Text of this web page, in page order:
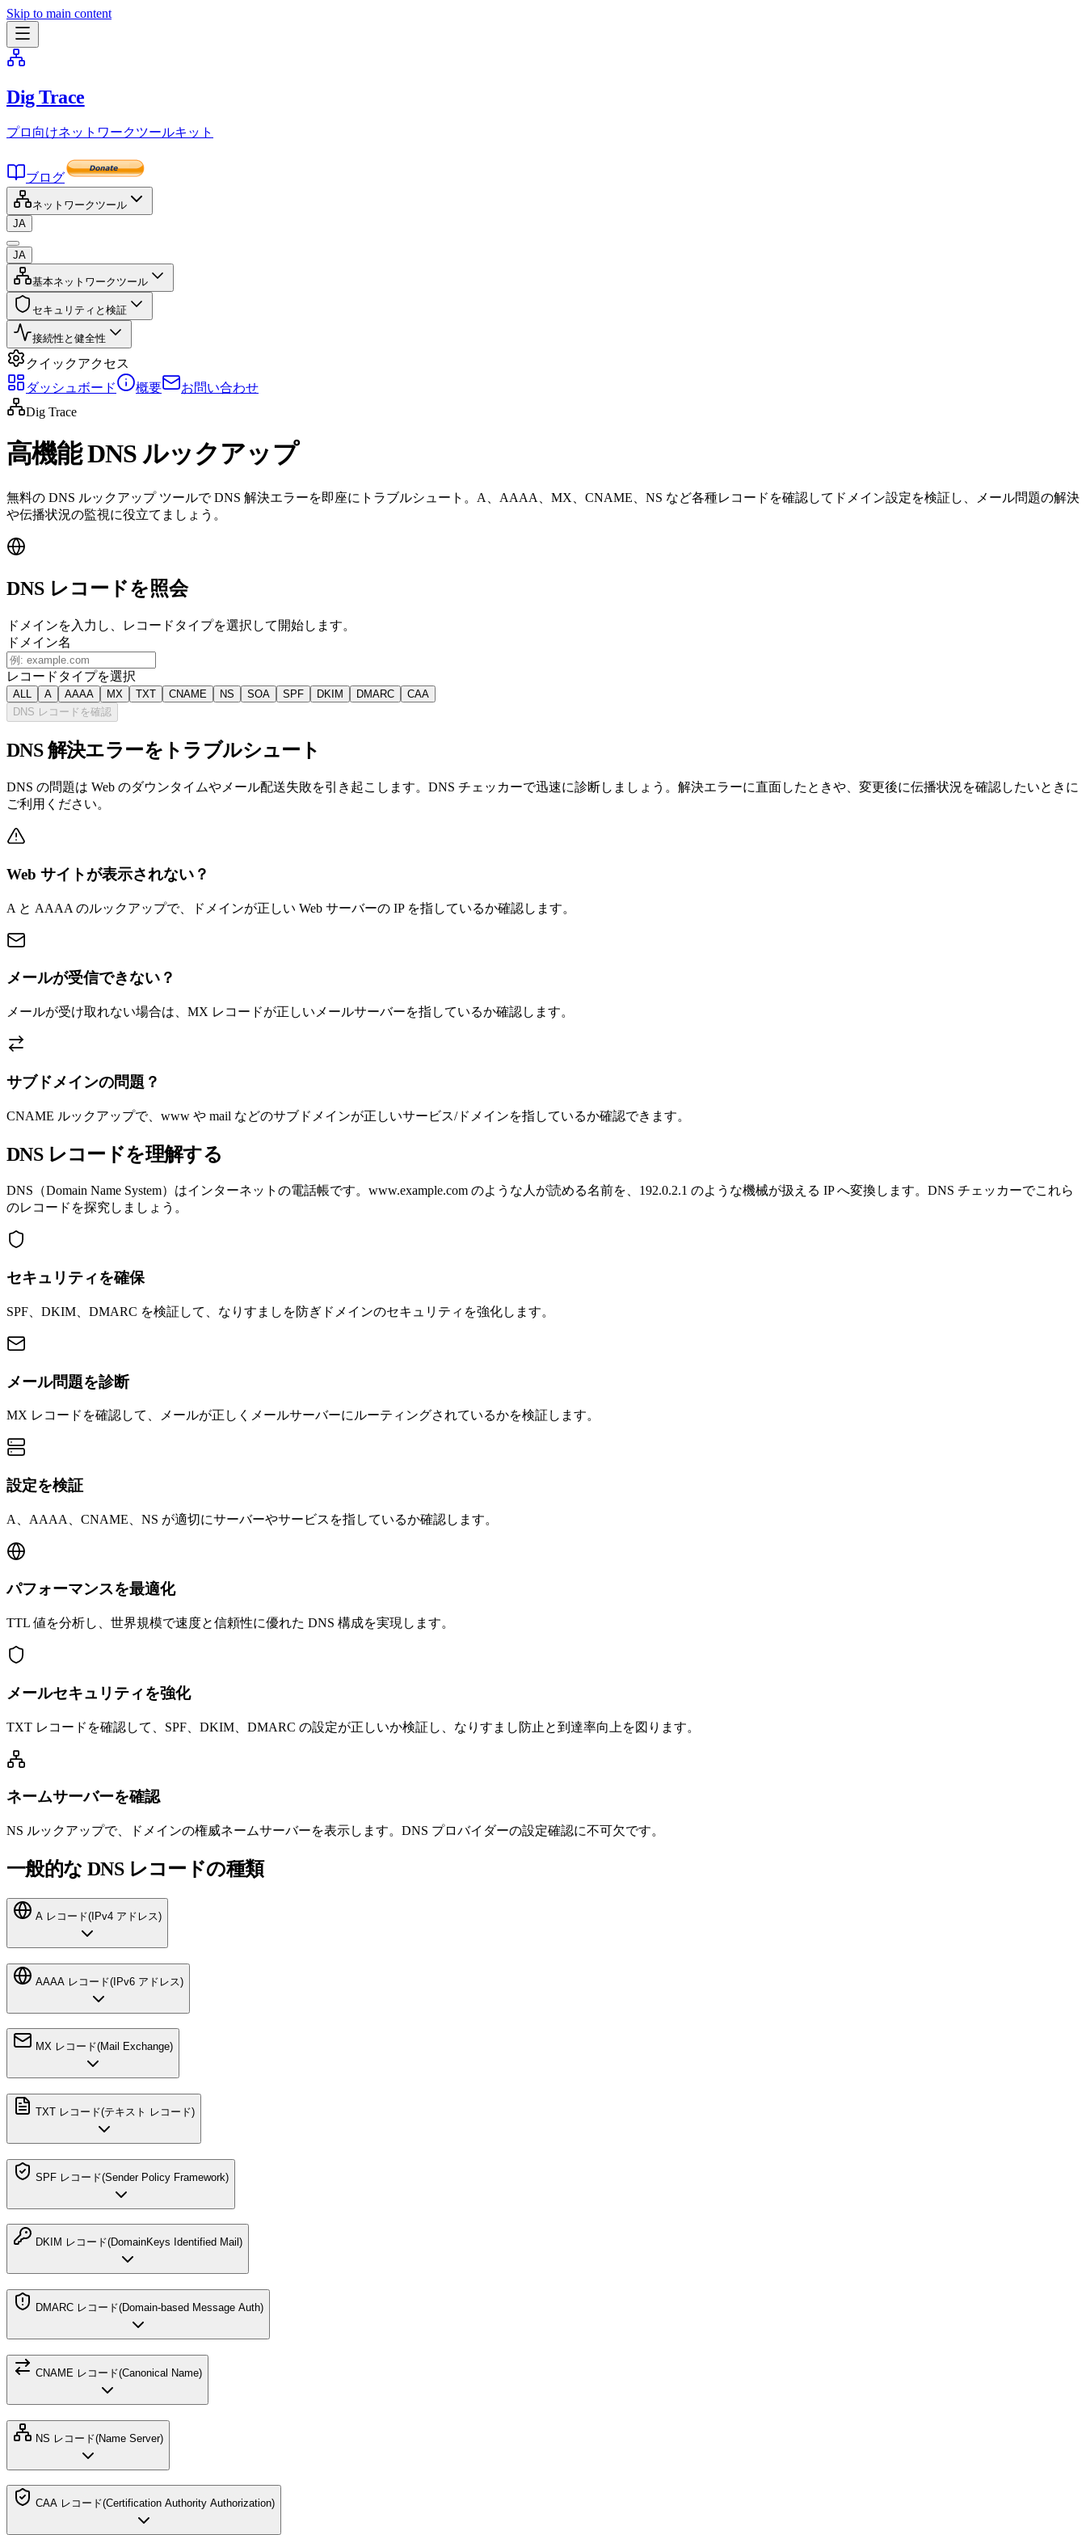
Skip to main content
Dig Trace
プロ向けネットワークツールキット
ブログ
ネットワークツール
JA
JA
基本ネットワークツール
セキュリティと検証
接続性と健全性
クイックアクセス
ダッシュボード
概要
お問い合わせ
Dig Trace
高機能 DNS ルックアップ
無料の DNS ルックアップ ツールで DNS 解決エラーを即座にトラブルシュート。A、AAAA、MX、CNAME、NS など各種レコードを確認してドメイン設定を検証し、メール問題の解決
や伝播状況の監視に役立てましょう。
DNS レコードを照会
ドメインを入力し、レコードタイプを選択して開始します。
ドメイン名
レコードタイプを選択
ALL A AAAA MX TXT CNAME NS SOA SPF DKIM DMARC
CAA
DNS レコードを確認
DNS 解決エラーをトラブルシュート
DNS の問題は Web のダウンタイムやメール配送失敗を引き起こします。DNS チェッカーで迅速に診断しましょう。解決エラーに直面したときや、変更後に伝播状況を確認したいときに
ご利用ください。
Web サイトが表示されない？
A と AAAA のルックアップで、ドメインが正しい Web サーバーの IP を指しているか確認します。
メールが受信できない？
メールが受け取れない場合は、MX レコードが正しいメールサーバーを指しているか確認します。
サブドメインの問題？
CNAME ルックアップで、www や mail などのサブドメインが正しいサービス/ドメインを指しているか確認できます。
DNS レコードを理解する
DNS（Domain Name System）はインターネットの電話帳です。www.example.com のような人が読める名前を、192.0.2.1 のような機械が扱える IP へ変換します。DNS チェッカーでこれら
のレコードを探究しましょう。
セキュリティを確保
SPF、DKIM、DMARC を検証して、なりすましを防ぎドメインのセキュリティを強化します。
メール問題を診断
MX レコードを確認して、メールが正しくメールサーバーにルーティングされているかを検証します。
設定を検証
A、AAAA、CNAME、NS が適切にサーバーやサービスを指しているか確認します。
パフォーマンスを最適化
TTL 値を分析し、世界規模で速度と信頼性に優れた DNS 構成を実現します。
メールセキュリティを強化
TXT レコードを確認して、SPF、DKIM、DMARC の設定が正しいか検証し、なりすまし防止と到達率向上を図ります。
ネームサーバーを確認
NS ルックアップで、ドメインの権威ネームサーバーを表示します。DNS プロバイダーの設定確認に不可欠です。
一般的な DNS レコードの種類
A レコード( IPv4 アドレス)
AAAA レコード(IPv6 アドレス)
MX レコード(Mail Exchange)
TXT レコード(テキスト レコード)
SPF レコード(Sender Policy Framework)
DKIM レコード(DomainKeys Identified Mail )
DMARC レコード(Domain-based Message Auth)
CNAME レコード(Canonical Name)
NS レコード(Name Server)
CAA レコード(Certification Authority Authorization)